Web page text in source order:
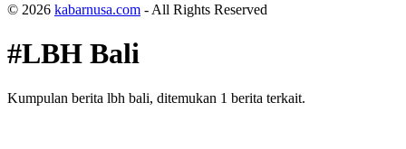
© 2026 kabarnusa.com - All Rights Reserved
#LBH Bali
Kumpulan berita lbh bali, ditemukan 1 berita terkait.